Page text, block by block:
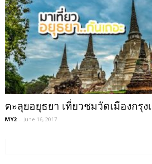
ตะลุยอยุธยา เที่ยวชมวัดเมืองกรุง
MY2 - June 16, 2017